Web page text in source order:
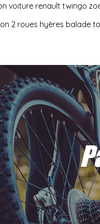
voiture renault twingo
2 roues hyères balade